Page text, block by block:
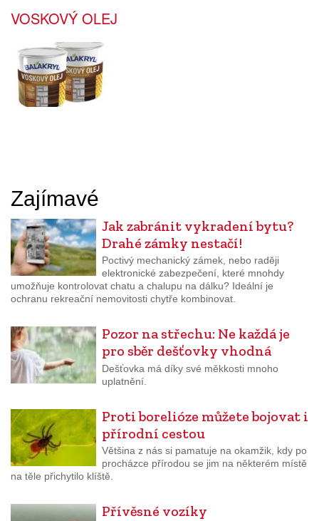
VOSKOVÝ OLEJ
Zajímavé
Jak zabránit vykradení bytu?
Drahé zámky nestačí!
Poctivý mechanický zámek, nebo raději
elektronické zabezpečení, které mnohdy
umožňuje kontrolovat chatu a chalupu na dálku? Ideální je
ochranu rekreační nemovitosti chytře kombinovat.
Pozor na střechu: Ne každá je
pro sběr dešťovky vhodná
Dešťovka má díky své měkkosti mnoho
uplatnění.
Proti borelióze můžete bojovat i
přírodní cestou
Většina z nás si pamatuje na okamžik, kdy po
procházce přírodou se jim na některém místě
na těle přichytilo klíště.
Přívěsné vozíky